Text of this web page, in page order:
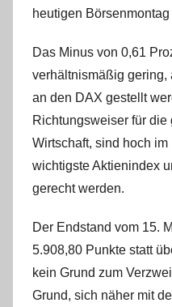
heutigen
Das Minus von 0,61
verhältnismäßig gering,
an den DAX gestellt
Richtungsweiser für die
Wirtschaft, sind hoch
wichtigste Aktienindex
gerecht werden.
Der Endstand vom 15.
5.908,80 Punkte statt
kein Grund zum
Grund, sich näher mit